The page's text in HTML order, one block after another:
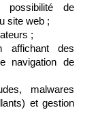
possibilité de
site web ;
;
affichant des
navigation de
malwares
et gestion